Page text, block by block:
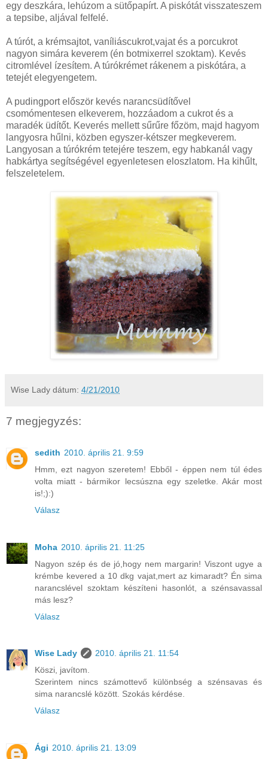
egy deszkára, lehúzom a sütőpapírt. A piskótát visszateszem
a tepsibe, aljával felfelé.
A túrót, a krémsajtot, vaníliáscukrot,vajat és a porcukrot
nagyon simára keverem (én botmixerrel szoktam). Kevés
citromlével ízesítem. A túrókrémet rákenem a piskótára, a
tetejét elegyengetem.
A pudingport először kevés narancsüdítővel
csomómentesen elkeverem, hozzáadom a cukrot és a
maradék üdítőt. Keverés mellett sűrűre főzöm, majd hagyom
langyosra hűlni, közben egyszer-kétszer megkeverem.
Langyosan a túrókrém tetejére teszem, egy habkanál vagy
habkártya segítségével egyenletesen eloszlatom. Ha kihűlt,
felszeletelem.
Wise Lady dátum: 4/21/2010
7 megjegyzés:
sedith 2010. április 21. 9:59
Hmm, ezt nagyon szeretem! Ebből - éppen nem túl édes
volta miatt - bármikor lecsúszna egy szeletke. Akár most
is!;):)
Válasz
Moha 2010. április 21. 11:25
Nagyon szép és de jó,hogy nem margarin! Viszont ugye a
krémbe kevered a 10 dkg vajat,mert az kimaradt? Én sima
narancslével szoktam készíteni hasonlót, a szénsavassal
más lesz?
Válasz
Wise Lady
2010. április 21. 11:54
Köszi, javítom.
Szerintem nincs számottevő különbség a szénsavas és
sima narancslé között. Szokás kérdése.
Válasz
Ági 2010. április 21. 13:09